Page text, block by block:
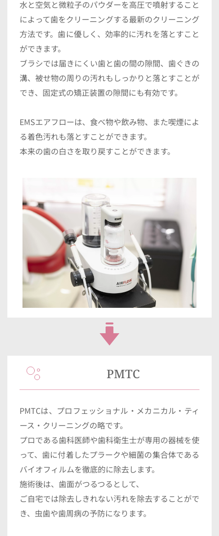
水と空気と微粒子のパウダーを高圧で噴射すること
によって歯をクリーニングする最新のクリーニング
方法です。歯に優しく、効率的に汚れを落とすこと
ができます。
ブラシでは届きにくい歯と歯の間の隙間、歯ぐきの
溝、被せ物の周りの汚れもしっかりと落とすことが
でき、固定式の矯正装置の隙間にも有効です。
EMSエアフローは、食べ物や飲み物、また喫煙によ
る着色汚れも落とすことができます。
本来の歯の白さを取り戻すことができます。
PMTC
PMTCは、プロフェッショナル・メカニカル・ティ
ース・クリーニングの略です。
プロである歯科医師や歯科衛生士が専用の器械を使
って、歯に付着したプラークや細菌の集合体である
バイオフィルムを徹底的に除去します。
施術後は、歯面がつるつるとして、
ご自宅では除去しきれない汚れを除去することがで
き、虫歯や歯周病の予防になります。